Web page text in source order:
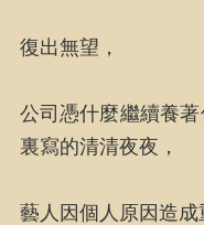
復出無望，
公司憑什麼繼續養著
裏寫的清清夜夜，
藝人因個人原因造成